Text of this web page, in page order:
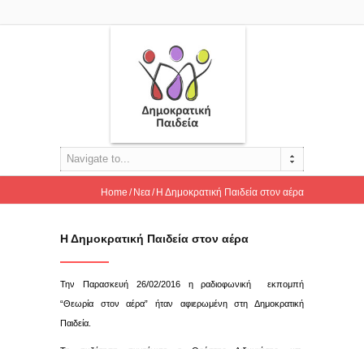
Navigate to...
Home Νεα Η Δημοκρατική Παιδεία στον αέρα
Η Δημοκρατική Παιδεία στον αέρα
Την Παρασκευή 26/02/2016 η ραδιοφωνική εκπομπή
“Θεωρία στον αέρα” ήταν αφιερωμένη στη Δημοκρατική
Παιδεία.